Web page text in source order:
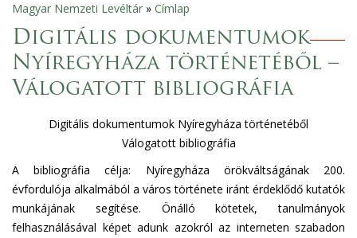
Jelenlegi
hely
Magyar Nemzeti Levéltár » Címlap
Digitális dokumentumok
Nyíregyháza történetéből –
Válogatott bibliográfia
Digitális dokumentumok Nyíregyháza történetéből
Válogatott bibliográfia
A bibliográfia célja: Nyíregyháza örökváltságának 200.
évfordulója alkalmából a város története iránt érdeklődő kutatók
munkájának segítése. Önálló kötetek, tanulmányok
felhasználásával képet adunk azokról az interneten szabadon